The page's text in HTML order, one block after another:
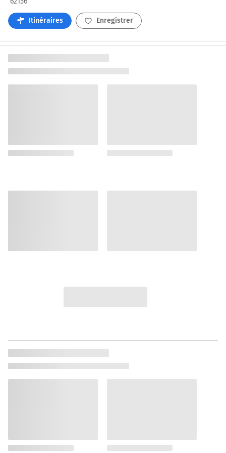
Itinéraires Enregistrer